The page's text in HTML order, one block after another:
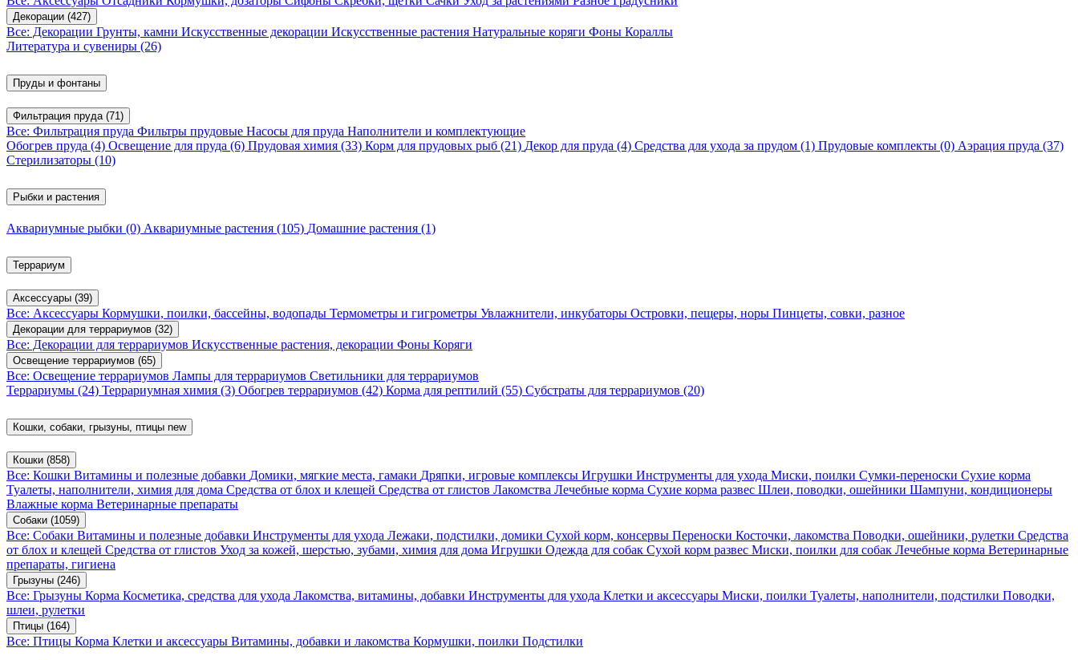
Декорации (427)
Все: Декорации Грунты, камни Искусственные декорации Искусственные растения Натуральные коряги Фоны Кораллы
Литература и сувениры (26)
Пруды и фонтаны
Фильтрация пруда (71)
Все: Фильтрация пруда Фильтры прудовые Насосы для пруда Наполнители и комплектующие
Обогрев пруда (4) Освещение для пруда (6) Прудовая химия (33) Корм для прудовых рыб (21) Декор для пруда (4) Средства для ухода за прудом (1) Прудовые комплекты (0) Аэрация пруда (37)
Стерилизаторы (10)
Рыбки и растения
Аквариумные рыбки (0) Аквариумные растения (105) Домашние растения (1)
Террариум
Аксессуары (39)
Все: Аксессуары Кормушки, поилки, бассейны, водопады Термометры и гигрометры Увлажнители, инкубаторы Островки, пещеры, норы Пинцеты, совки, разное
Декорации для террариумов (32)
Все: Декорации для террариумов Искусственные растения, декорации Фоны Коряги
Освещение террариумов (65)
Все: Освещение террариумов Лампы для террариумов Светильники для террариумов
Террариумы (24) Террариумная химия (3) Обогрев террариумов (42) Корма для рептилий (55) Субстраты для террариумов (20)
Кошки, собаки, грызуны, птицы new
Кошки (858)
Все: Кошки Витамины и полезные добавки Домики, мягкие места, гамаки Дряпки, игровые комплексы Игрушки Инструменты для ухода Миски, поилки Сумки-переноски Сухие корма
Туалеты, наполнители, химия для дома Средства от блох и клещей Средства от глистов Лакомства Лечебные корма Сухие корма развес Шлеи, поводки, ошейники Шампуни, кондиционеры
Влажные корма Ветеринарные препараты
Собаки (1059)
Все: Собаки Витамины и полезные добавки Инструменты для ухода Лежаки, подстилки, домики Сухой корм, консервы Переноски Косточки, лакомства Поводки, ошейники, рулетки Средства
от блох и клещей Средства от глистов Уход за кожей, шерстью, зубами, химия для дома Игрушки Одежда для собак Сухой корм развес Миски, поилки для собак Лечебные корма Ветеринарные
препараты, гигиена
Грызуны (246)
Все: Грызуны Корма Косметика, средства для ухода Лакомства, витамины, добавки Инструменты для ухода Клетки и аксессуары Миски, поилки Туалеты, наполнители, подстилки Поводки,
шлеи, рулетки
Птицы (164)
Все: Птицы Корма Клетки и аксессуары Витамины, добавки и лакомства Кормушки, поилки Подстилки